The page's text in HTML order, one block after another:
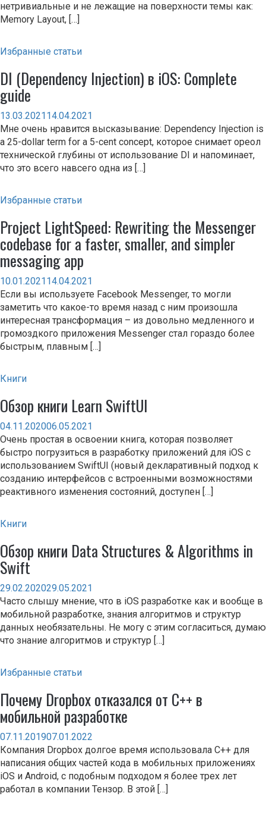
нетривиальные и не лежащие на поверхности темы как:
Memory Layout, […]
Избранные статьи
DI (Dependency Injection) в iOS: Complete
guide
13.03.202114.04.2021
Мне очень нравится высказывание: Dependency Injection is
a 25-dollar term for a 5-cent concept, которое снимает ореол
технической глубины от использование DI и напоминает,
что это всего навсего одна из […]
Избранные статьи
Project LightSpeed: Rewriting the Messenger
codebase for a faster, smaller, and simpler
messaging app
10.01.202114.04.2021
Если вы используете Facebook Messenger, то могли
заметить что какое-то время назад с ним произошла
интересная трансформация – из довольно медленного и
громоздкого приложения Messenger стал гораздо более
быстрым, плавным […]
Книги
Обзор книги Learn SwiftUI
04.11.202006.05.2021
Очень простая в освоении книга, которая позволяет
быстро погрузиться в разработку приложений для iOS с
использованием SwiftUI (новый декларативный подход к
созданию интерфейсов с встроенными возможностями
реактивного изменения состояний, доступен […]
Книги
Обзор книги Data Structures & Algorithms in
Swift
29.02.202029.05.2021
Часто слышу мнение, что в iOS разработке как и вообще в
мобильной разработке, знания алгоритмов и структур
данных необязательны. Не могу с этим согласиться, думаю
что знание алгоритмов и структур […]
Избранные статьи
Почему Dropbox отказался от С++ в
мобильной разработке
07.11.201907.01.2022
Компания Dropbox долгое время использовала С++ для
написания общих частей кода в мобильных приложениях
iOS и Android, с подобным подходом я более трех лет
работал в компании Тензор. В этой […]